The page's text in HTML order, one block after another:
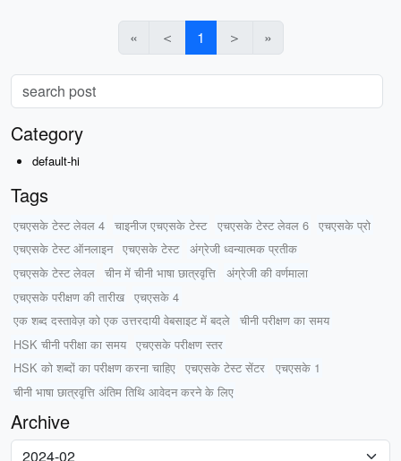
« ＜ 1 ＞ »
Category
default-hi
Tags
एचएसके टेस्ट लेवल 4 चाइनीज एचएसके टेस्ट एचएसके टेस्ट लेवल 6
एचएसके प्रो
एचएसके टेस्ट ऑनलाइन
एचएसके टेस्ट
अंग्रेजी ध्वन्यात्मक प्रतीक
एचएसके टेस्ट लेवल
चीन में चीनी भाषा छात्रवृत्ति
अंग्रेजी की वर्णमाला
एचएसके परीक्षण की तारीख
एचएसके 4
एक शब्द दस्तावेज़ को एक उत्तरदायी वेबसाइट में बदले
चीनी परीक्षण का समय
HSK चीनी परीक्षा का समय
एचएसके परीक्षण स्तर
HSK को शब्दों का परीक्षण करना चाहिए
एचएसके टेस्ट सेंटर
एचएसके 1
चीनी भाषा छात्रवृत्ति अंतिम तिथि आवेदन करने के लिए
Archive